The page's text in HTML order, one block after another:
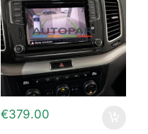
€379.00